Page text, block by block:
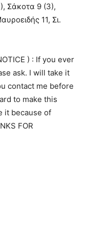
Σάκοτα 9 (3),
11, Σι.
) : If you ever
ask. I will take it
contact me before
to make this
it because of
FOR